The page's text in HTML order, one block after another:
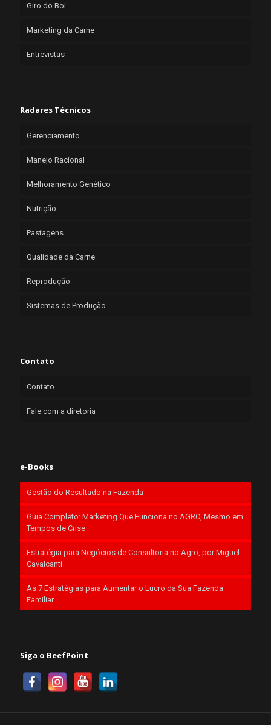
Giro do Boi
Marketing da Carne
Entrevistas
Radares Técnicos
Gerenciamento
Manejo Racional
Melhoramento Genético
Nutrição
Pastagens
Qualidade da Carne
Reprodução
Sistemas de Produção
Contato
Contato
Fale com a diretoria
e-Books
Gestão do Resultado na Fazenda
Guia Completo: Marketing Que Funciona no AGRO, Mesmo em
Tempos de Crise
Estratégia para Negócios de Consultoria no Agro, por Miguel
Cavalcanti
As 7 Estratégias para Aumentar o Lucro da Sua Fazenda
Familiar
Siga o BeefPoint